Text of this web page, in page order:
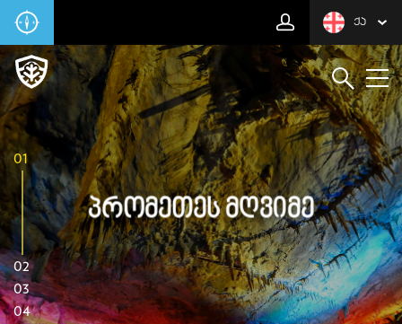
ᲥᲐ
01
02
03
04
Პრომეთეს Მღვიმე